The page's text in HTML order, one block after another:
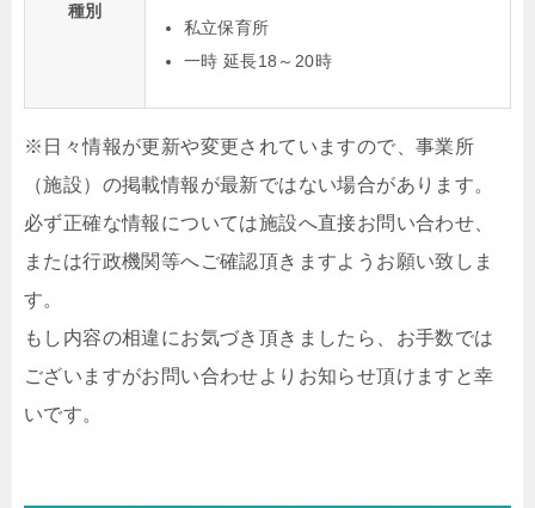
種別
私立保育所
一時 延長18～20時
※日々情報が更新や変更されていますので、事業所
（施設）の掲載情報が最新ではない場合があります。
必ず正確な情報については施設へ直接お問い合わせ、
または行政機関等へご確認頂きますようお願い致しま
す。
もし内容の相違にお気づき頂きましたら、お手数では
ございますがお問い合わせよりお知らせ頂けますと幸
いです。